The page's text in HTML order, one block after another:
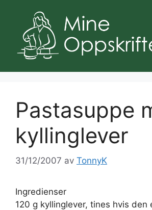
innhold
Pastasuppe
kyllinglever
31/12/2007 av TonnyK
Ingredienser
120 g kyllinglever, tines hvis den